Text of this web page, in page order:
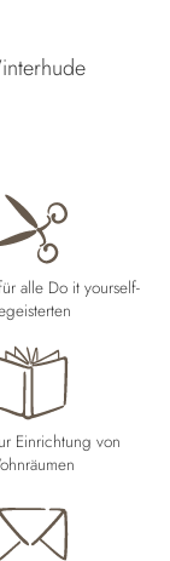
alle Do it yourself-
Einrichtung von